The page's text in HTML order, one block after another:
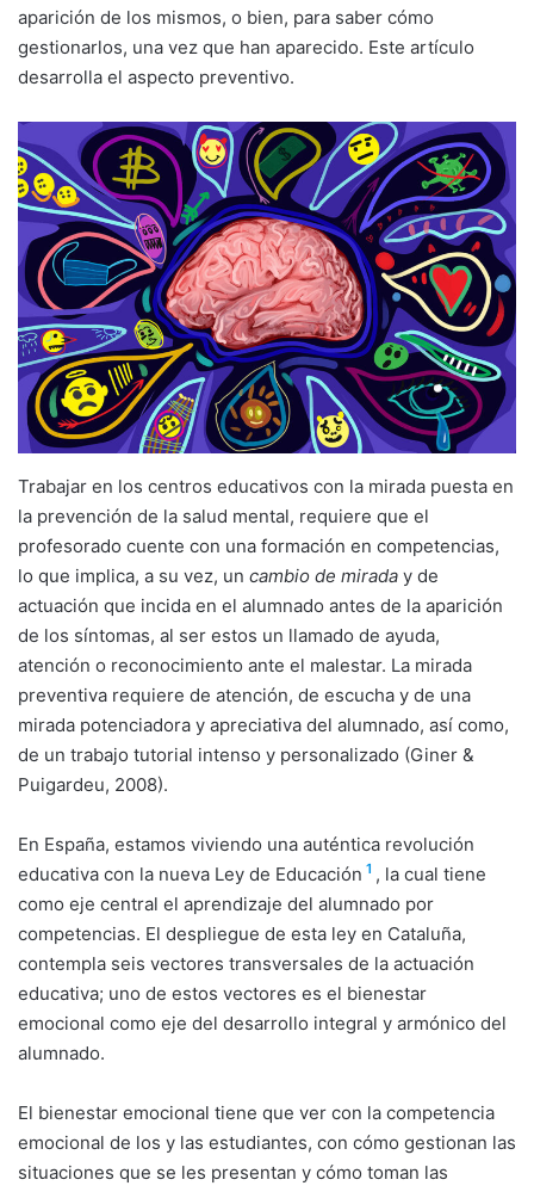
aparición de los mismos, o bien, para saber cómo
gestionarlos, una vez que han aparecido. Este artículo
desarrolla el aspecto preventivo.
Trabajar en los centros educativos con la mirada puesta en
la prevención de la salud mental, requiere que el
profesorado cuente con una formación en competencias,
lo que implica, a su vez, un cambio de mirada y de
actuación que incida en el alumnado antes de la aparición
de los síntomas, al ser estos un llamado de ayuda,
atención o reconocimiento ante el malestar. La mirada
preventiva requiere de atención, de escucha y de una
mirada potenciadora y apreciativa del alumnado, así como,
de un trabajo tutorial intenso y personalizado (Giner &
Puigardeu, 2008).
En España, estamos viviendo una auténtica revolución
educativa con la nueva Ley de Educación 1 , la cual tiene
como eje central el aprendizaje del alumnado por
competencias. El despliegue de esta ley en Cataluña,
contempla seis vectores transversales de la actuación
educativa; uno de estos vectores es el bienestar
emocional como eje del desarrollo integral y armónico del
alumnado.
El bienestar emocional tiene que ver con la competencia
emocional de los y las estudiantes, con cómo gestionan las
situaciones que se les presentan y cómo toman las